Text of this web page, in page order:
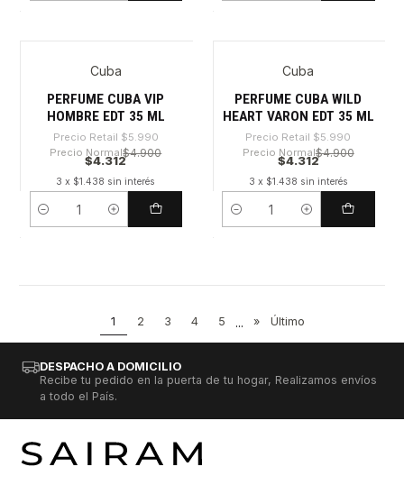
Cuba
PERFUME CUBA VIP
HOMBRE EDT 35 ML
Precio Retail $5.990
Precio Normal$4.900
$4.312
3 x $1.438 sin interés
Cantidad
Cuba
PERFUME CUBA WILD
HEART VARON EDT 35 ML
Precio Retail $5.990
Precio Normal$4.900
$4.312
3 x $1.438 sin interés
Cantidad
1 2 3 4 5 ... » Último
DESPACHO A DOMICILIO
Recibe tu pedido en la puerta de tu hogar, Realizamos envíos
a todo el País.